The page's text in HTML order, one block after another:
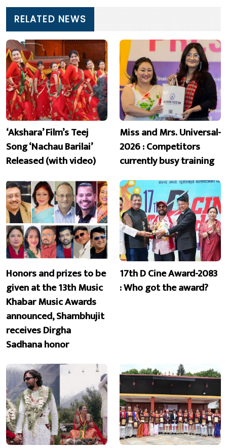
RELATED NEWS
‘Akshara’ Film’s Teej
Song ‘Nachau Barilai’
Released (with video)
Miss and Mrs. Universal-
2026 : Competitors
currently busy training
Honors and prizes to be
given at the 13th Music
Khabar Music Awards
announced, Shambhujit
receives Dirgha
Sadhana honor
17th D Cine Award-2083
: Who got the award?